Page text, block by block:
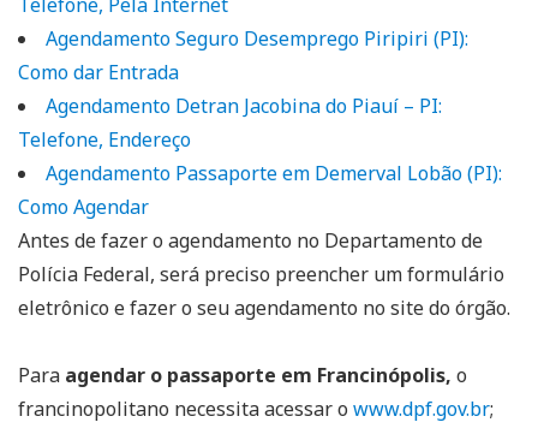
Agendamento Seguro Desemprego Piripiri (PI):
Como dar Entrada
Agendamento Detran Jacobina do Piauí – PI:
Telefone, Endereço
Agendamento Passaporte em Demerval Lobão (PI):
Como Agendar
Antes de fazer o agendamento no Departamento de
Polícia Federal, será preciso preencher um formulário
eletrônico e fazer o seu agendamento no site do órgão.
Para agendar o passaporte em Francinópolis, o
francinopolitano necessita acessar o www.dpf.gov.br;